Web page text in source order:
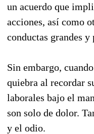
un acuerdo que
acciones, así como
conductas grandes y
Sin embargo,
quiebra al recordar
laborales bajo el
son solo de dolor.
y el odio.